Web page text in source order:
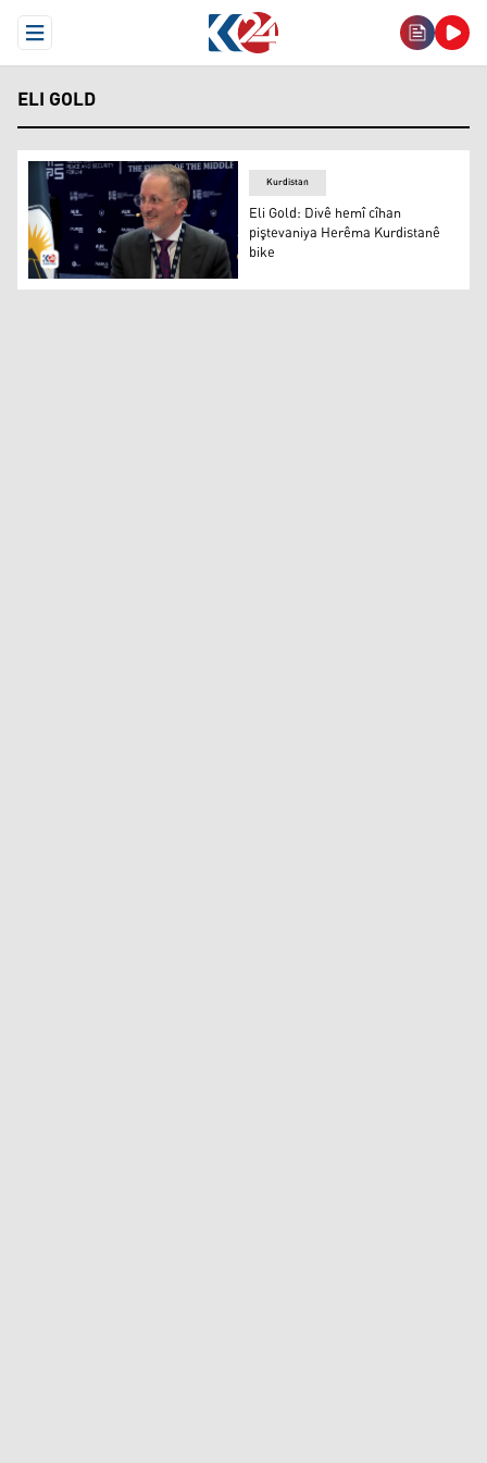
Open Menu
ELI GOLD
Eli Gold
Kurdistan
Eli Gold: Divê hemî cîhan
piştevaniya Herêma Kurdistanê
bike